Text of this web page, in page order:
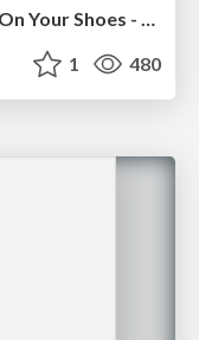
Public Speaking Without Barfing On Your Shoes - THAT 2023
1 480